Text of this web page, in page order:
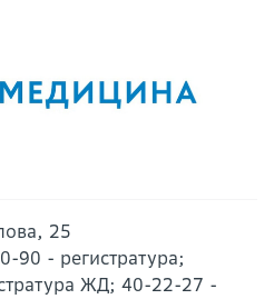
25
90 - регистратура;
ЖД; 40-22-27 -